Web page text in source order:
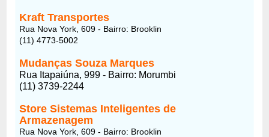
Kraft Transportes
Rua Nova York, 609 - Bairro: Brooklin
(11) 4773-5002
Mudanças Souza Marques
Rua Itapaiúna, 999 - Bairro: Morumbi
(11) 3739-2244
Store Sistemas Inteligentes de
Armazenagem
Rua Nova York, 609 - Bairro: Brooklin